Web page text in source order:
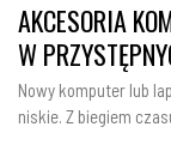
AKCESORIA
W
Nowy komputer lub
niskie. Z biegiem